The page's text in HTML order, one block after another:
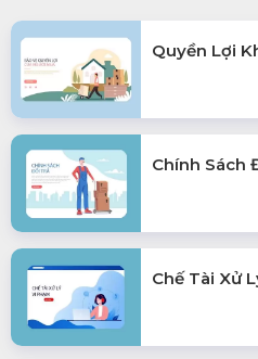
Quyền Lợi
Chính Sách
Chế Tài Xử